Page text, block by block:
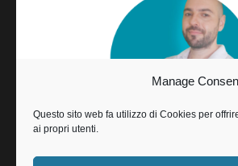
Manage
Questo sito web fa utilizzo di Cookies per
ai propri utenti.